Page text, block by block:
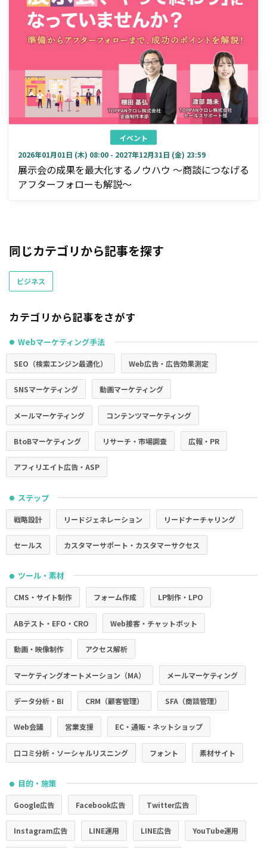
イベント
2026年01月01日 (木) 08:00 - 2027年12月31日 (金) 23:59
展示会の成果を最大化するノウハウ ～商談につなげる
アフターフォローも解説～
同じカテゴリから記事を探す
ビジネス
カテゴリから記事をさがす
● Webマーケティング手法
SEO（検索エンジン最適化） Web広告・広告効果測定
SNSマーケティング 動画マーケティング
メールマーケティング コンテンツマーケティング
BtoBマーケティング リサーチ・市場調査 広報・PR
アフィリエイト広告・ASP
● ステップ
戦略設計 リードジェネレーション リードナーチャリング
セールス カスタマーサポート・カスタマーサクセス
● ツール・素材
CMS・サイト制作 フォーム作成 LP制作・LPO
ABテスト・EFO・CRO Web接客・チャットボット
動画・映像制作 アクセス解析
マーケティングオートメーション（MA） メールマーケティング
データ分析・BI CRM（顧客管理） SFA（商談管理）
Web会議 営業支援 EC・通販・ネットショップ
口コミ分析・ソーシャルリスニング フォント 素材サイト
● 目的・施策
Google広告 Facebook広告 Twitter広告
Instagram広告 LINE運用 LINE広告 YouTube運用